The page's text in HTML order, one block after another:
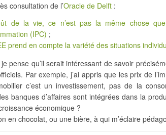
consultation de l’Oracle de Delft :
de la vie, ce n’est pas la même chose
(IPC) ;
prend en compte la variété des situations
pense qu’il serait intéressant de savoir
Par exemple, j’ai appris que les prix de
c’est un investissement, pas de la
banques d’affaires sont intégrées dans la
économique ?
en chocolat, ou une bière, à qui m’éclaire